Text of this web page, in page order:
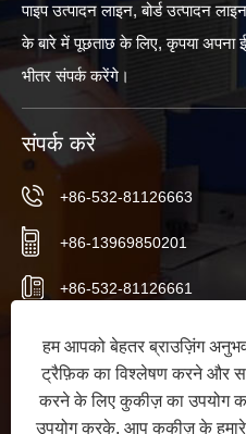
पाइप उत्पादन लाइन, बोर्ड उत्पादन
के बारे में पूछताछ के लिए, कृपया
भीतर संपर्क करेंगे।
संपर्क करें
+86-532-81126663
+86-13969850201
+86-532-81126661
info@worldextruder.com
नुओज़ुआंग, सानलिहे कार्यालय,
प्रांत, चीन
हम आपको बेहतर ब्राउज़िंग
ट्रैफ़िक का विश्लेषण करने और
करने के लिए कुकीज़ का उपयोग
उपयोग करके, आप कुकीज़ के